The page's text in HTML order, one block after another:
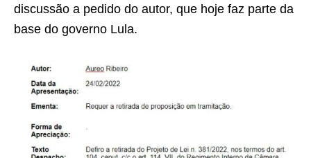
discussão a pedido do autor, que hoje faz parte da
base do governo Lula.